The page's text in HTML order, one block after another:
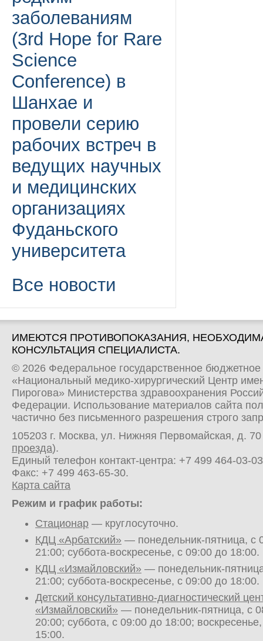
заболеваниям
(3rd Hope for Rare
Science
Conference) в
Шанхае и
провели серию
рабочих встреч в
ведущих научных
и медицинских
организациях
Фуданьского
университета
Все новости
ИМЕЮТСЯ ПРОТИВОПОКАЗАНИЯ,
КОНСУЛЬТАЦИЯ СПЕЦИАЛИСТА.
© 2026 Федеральное государственное
«Национальный медико-хирургический Центр
Пирогова» Министерства здравоохранения
Федерации. Использование материалов сайта
частично без письменного разрешения строго
105203 г. Москва, ул. Нижняя Первомайская, д.
проезда).
Единый телефон контакт-центра: +7 499 464-03-03
Факс: +7 499 463-65-30.
Карта сайта
Режим и график работы:
Стационар — круглосуточно.
КДЦ «Арбатский» — понедельник-пятница, с
21:00; суббота-воскресенье, с 09:00 до 18:00.
КДЦ «Измайловский» — понедельник-
21:00; суббота-воскресенье, с 09:00 до 18:00.
Детский консультативно-диагностический
«Измайловский» — понедельник-пятница, с
20:00; суббота, с 09:00 до 18:00;
15:00.